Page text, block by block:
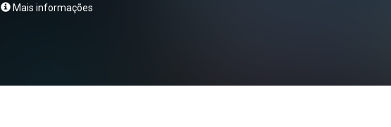
Mais informações